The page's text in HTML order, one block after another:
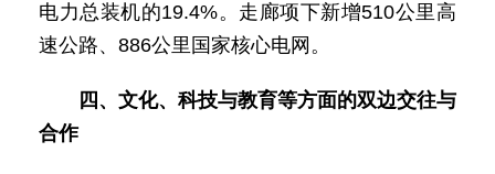
电力总装机的19.4%。走廊项下新增510公里高
速公路、886公里国家核心电网。
四、文化、科技与教育等方面的双边交往与
合作